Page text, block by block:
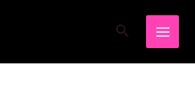
Buscar